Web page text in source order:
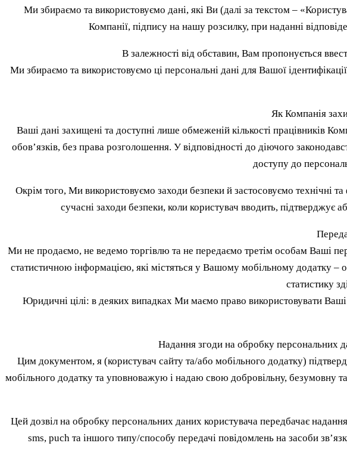
Ми збираємо та використовуємо дані, які Ви (далі за текстом –
Компанії, підпису на нашу розсилку, при наданні
В залежності від обставин, Вам пропонується
Ми збираємо та використовуємо ці персональні дані для Вашої
Як Компанія
Ваші дані захищені та доступні лише обмеженій кількості працівників
обов’язків, без права розголошення. У відповідності до діючого
доступу до
Окрім того, Ми використовуємо заходи безпеки й застосовуємо технічні
сучасні заходи безпеки, коли користувач вводить, підтверджує
Ми не продаємо, не ведемо торгівлю та не передаємо третім особам Ваші
статистичною інформацією, які містяться у Вашому мобільному додатку –
статистику
Юридичні цілі: в деяких випадках Ми маємо право використовувати
Надання згоди на обробку персональних
Цим документом, я (користувач сайту та/або мобільного додатку)
мобільного додатку та уповноважую і надаю свою добровільну, безумовну
Цей дозвіл на обробку персональних даних користувача передбачає
sms, puch та іншого типу/способу передачі повідомлень на засоби